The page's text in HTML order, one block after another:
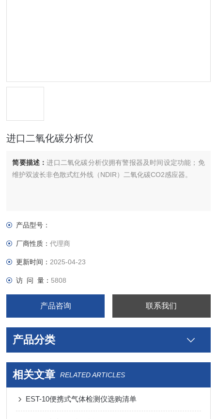
进口二氧化碳分析仪
简要描述：进口二氧化碳分析仪拥有警报器及时间设定功能；免
维护双波长非色散式红外线（NDIR）二氧化碳CO2感应器。
产品型号：
厂商性质：代理商
更新时间： 2025-04-23
访 问 量： 5808
产品咨询 联系我们
产品分类
相关文章 RELATED ARTICLES
EST-10便携式气体检测仪选购清单